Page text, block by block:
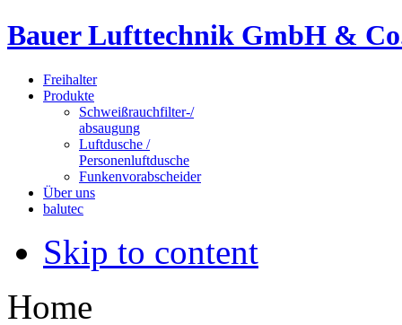
Bauer Lufttechnik GmbH &
Freihalter
Produkte
Schweißrauchfilter-/
absaugung
Luftdusche /
Personenluftdusche
Funkenvorabscheider
Über uns
balutec
Skip to content
Home